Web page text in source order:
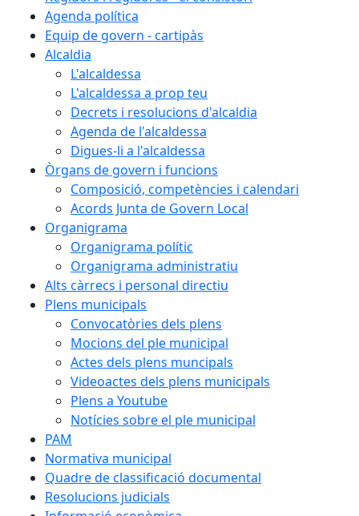
Agenda política
Equip de govern - cartipàs
Alcaldia
L'alcaldessa
L'alcaldessa a prop teu
Decrets i resolucions d'alcaldia
Agenda de l'alcaldessa
Digues-li a l'alcaldessa
Òrgans de govern i funcions
Composició, competències i calendari
Acords Junta de Govern Local
Organigrama
Organigrama polític
Organigrama administratiu
Alts càrrecs i personal directiu
Plens municipals
Convocatòries dels plens
Mocions del ple municipal
Actes dels plens muncipals
Videoactes dels plens municipals
Plens a Youtube
Notícies sobre el ple municipal
PAM
Normativa municipal
Quadre de classificació documental
Resolucions judicials